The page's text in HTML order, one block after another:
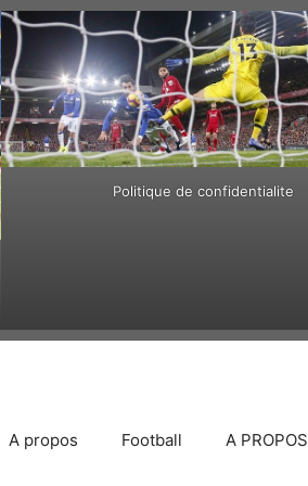
Politique de confidentialite
A propos Football A PROPOS